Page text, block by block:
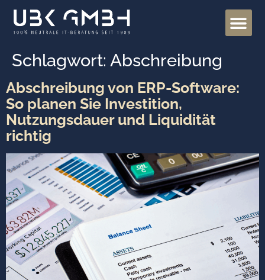
Schlagwort: Abschreibung
Abschreibung von ERP-Software:
So planen Sie Investition,
Nutzungsdauer und Liquidität
richtig